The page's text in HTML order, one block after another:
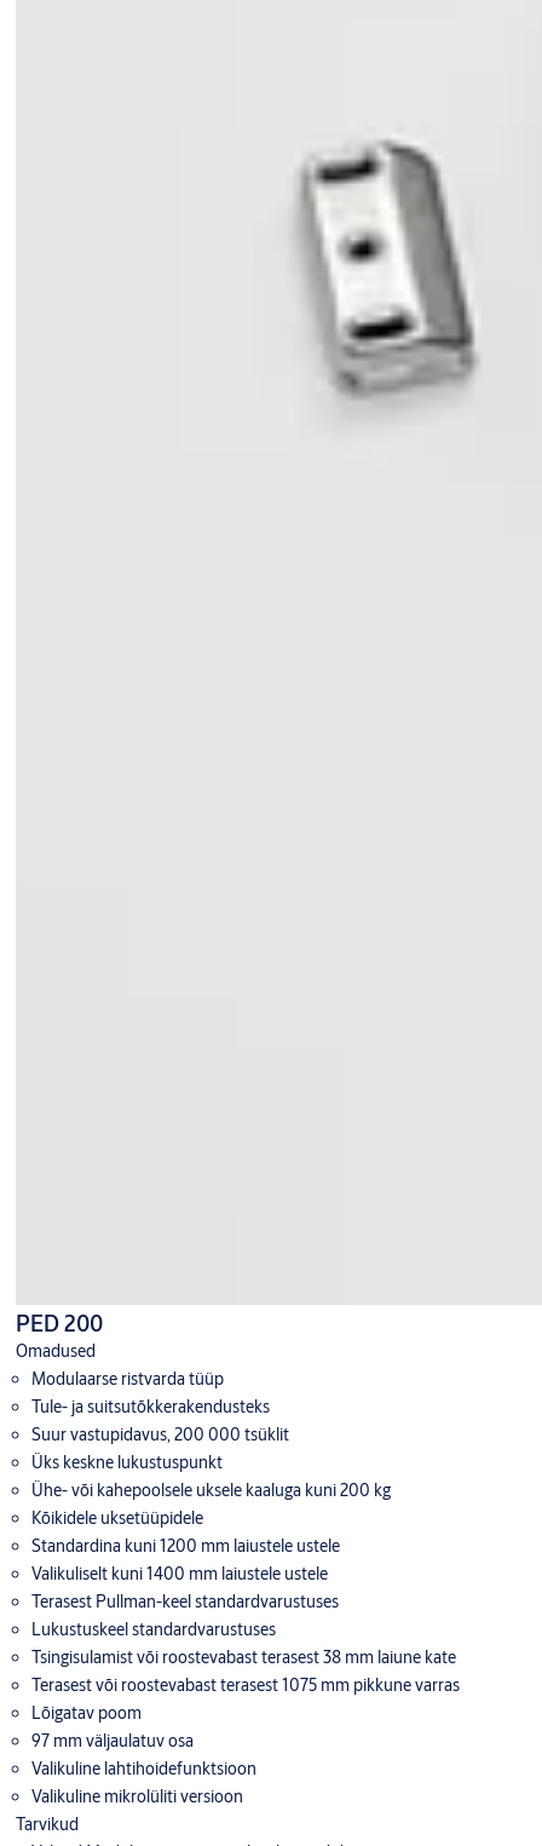
PED 200
Omadused
Modulaarse ristvarda tüüp
Tule- ja suitsutõkkerakendusteks
Suur vastupidavus, 200 000 tsüklit
Üks keskne lukustuspunkt
Ühe- või kahepoolsele uksele kaaluga kuni 200 kg
Kõikidele uksetüüpidele
Standardina kuni 1200 mm laiustele ustele
Valikuliselt kuni 1400 mm laiustele ustele
Terasest Pullman-keel standardvarustuses
Lukustuskeel standardvarustuses
Tsingisulamist või roostevabast terasest 38 mm laiune kate
Terasest või roostevabast terasest 1075 mm pikkune varras
Lõigatav poom
97 mm väljaulatuv osa
Valikuline lahtihoidefunktsioon
Valikuline mikrolüliti versioon
Tarvikud